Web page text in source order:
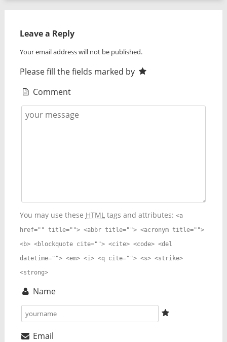
Leave a Reply
Your email address will not be published.
Please fill the fields marked by
Comment
You may use these HTMLtags and attributes: <a
href="" title=""> <abbr title=""> <acronym title="">
<b> <blockquote cite=""> <cite> <code> <del
datetime=""> <em> <i> <q cite=""> <s> <strike>
<strong>
Name
Email